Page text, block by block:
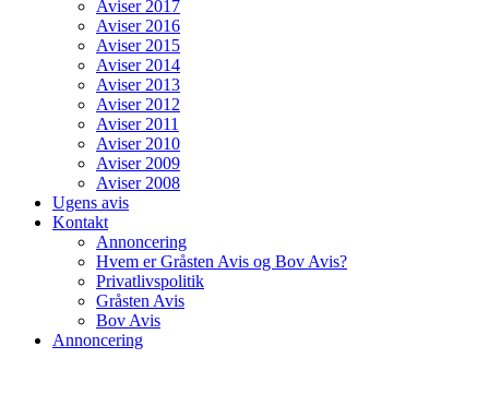
Aviser 2017
Aviser 2016
Aviser 2015
Aviser 2014
Aviser 2013
Aviser 2012
Aviser 2011
Aviser 2010
Aviser 2009
Aviser 2008
Ugens avis
Kontakt
Annoncering
Hvem er Gråsten Avis og Bov Avis?
Privatlivspolitik
Gråsten Avis
Bov Avis
Annoncering